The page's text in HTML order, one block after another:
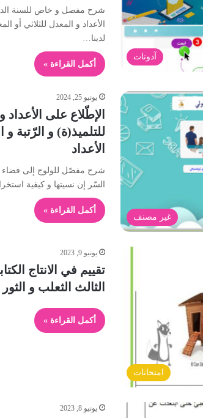
آدونات
الأعداد و المعدل للثلاثي أو
لدينا…
أكمل القراءة »
غير مصنف
يونيو 25, 2024
الإطّلاع على
للتلميذ(ة) و الرّتبة
الأعداد
شرح مفصّل للولوج إلى فضاء
السّر إن نسيتها و كيفية
أكمل القراءة »
امتحانات
يونيو 9, 2023
تقييم في الانتاج
الثالث الثعلب و
أكمل القراءة »
يونيو 8, 2023